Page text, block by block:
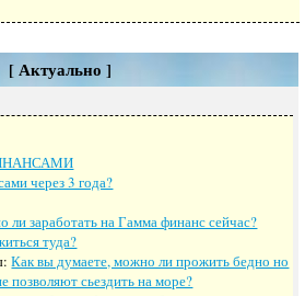
[ Актуально ]
через 3 года?
заработать на Гамма финанс сейчас?
туда?
Как вы думаете, можно ли прожить бедно но
позволяют сьездить на море?